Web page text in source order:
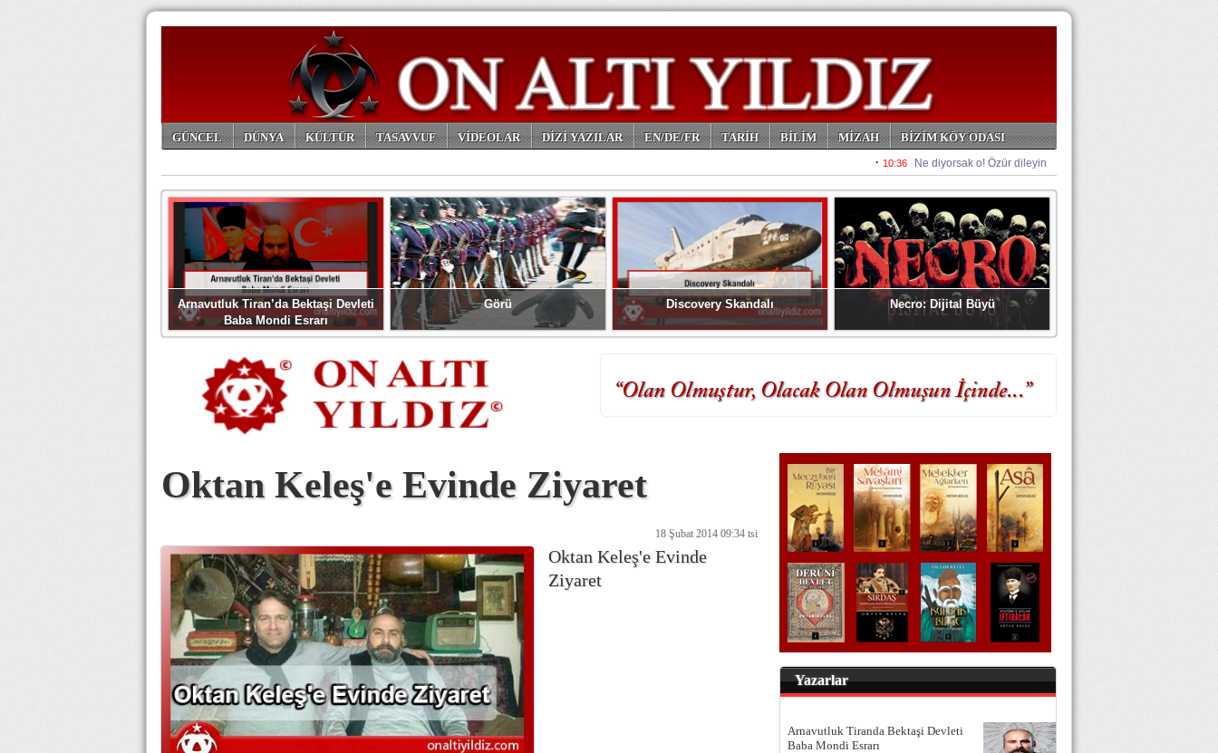
GÜNCEL DÜNYA KÜLTÜR TASAVVUF VİDEOLAR DİZİ YAZILAR EN/DE/FR TARİH BİLİM MİZAH
BİZİM KÖY ODASI
Arnavutluk Tiran’da Bektaşi Devleti
Baba Mondi Esrarı
Görü Discovery Skandalı Necro: Dijital Büyü
Oktan Keleş'e Evinde Ziyaret
18 Şubat 2014 09:34 tsi
Oktan Keleş'e Evinde
Ziyaret
Yazarlar
Arnavutluk Tiranda Bektaşi Devleti
Baba Mondi Esrarı